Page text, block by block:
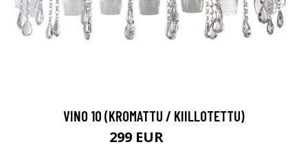
VINO 10 (KROMATTU / KIILLOTETTU)
299 EUR